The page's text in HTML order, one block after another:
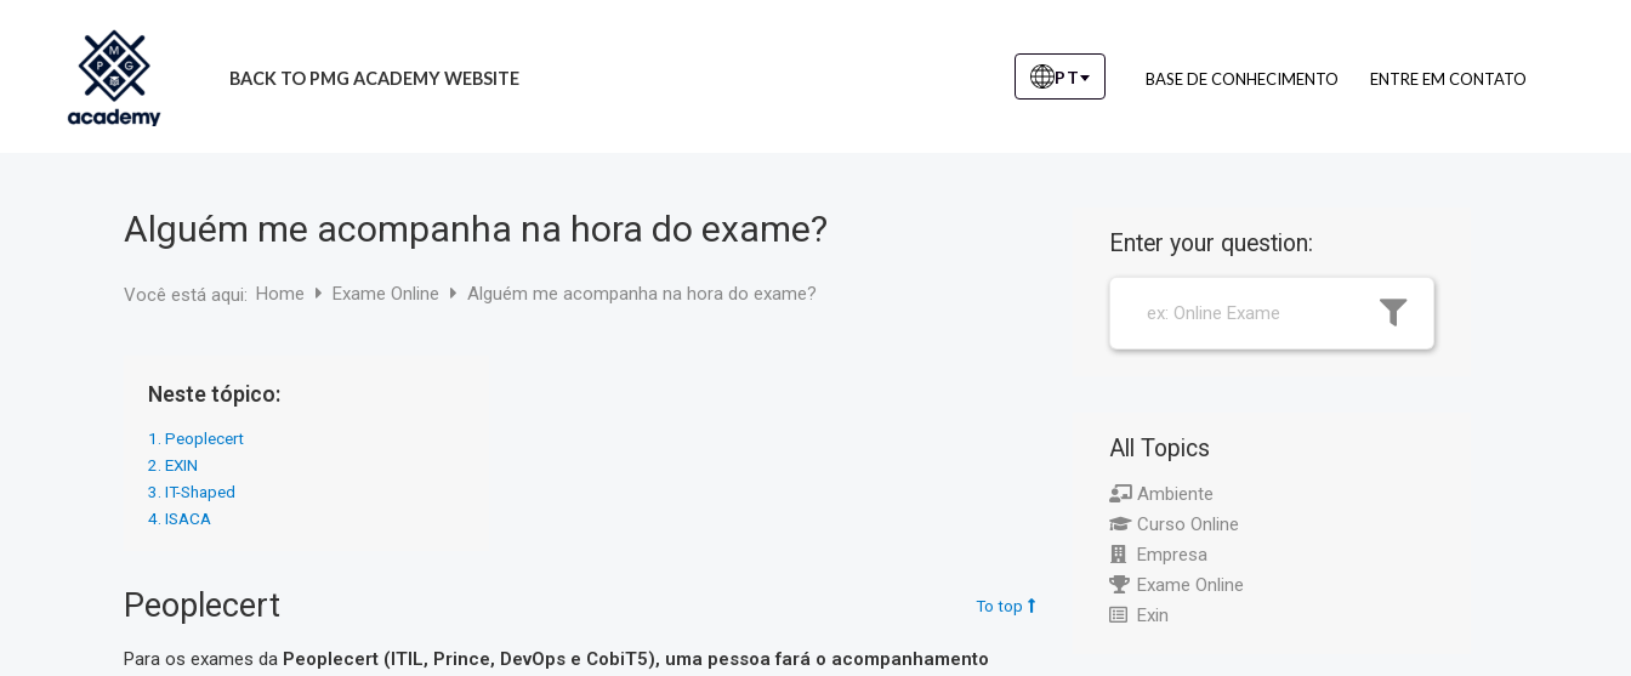
conteúdo
BACK TO PMG ACADEMY WEBSITE PT BASE DE CONHECIMENTO ENTRE EM CONTATO
Alguém me acompanha na hora do exame?
Você está aqui: Home Exame Online Alguém me acompanha na hora do exame?
Neste tópico:
1. Peoplecert
2. EXIN
3. IT-Shaped
4. ISACA
Peoplecert To top
Para os exames da Peoplecert (ITIL, Prince, DevOps e CobiT5), uma pessoa fará o acompanhamento
Enter your question:
All Topics
Ambiente
Curso Online
Empresa
Exame Online
Exin